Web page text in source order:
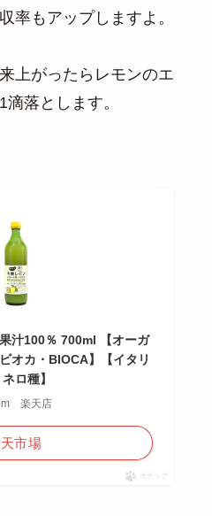
率もアップしますよ。
上がったらレモンのエ
落とします。
汁100％ 700ml 【オーガ
オカ・BIOCA】【イタリ
ロ種】
楽天店
市場
ポチップ